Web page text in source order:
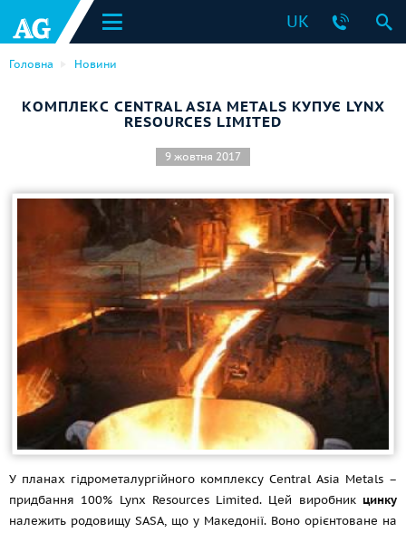
UK
Головна Новини
КОМПЛЕКС CENTRAL ASIA METALS КУПУЄ LYNX
RESOURCES LIMITED
9 жовтня 2017
У планах гідрометалургійного комплексу Central Asia Metals –
придбання 100% Lynx Resources Limited. Цей виробник цинку
належить родовищу SASA, що у Македонії. Воно орієнтоване на